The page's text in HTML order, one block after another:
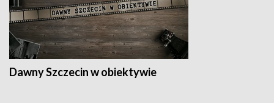
Dawny Szczecin w obiektywie